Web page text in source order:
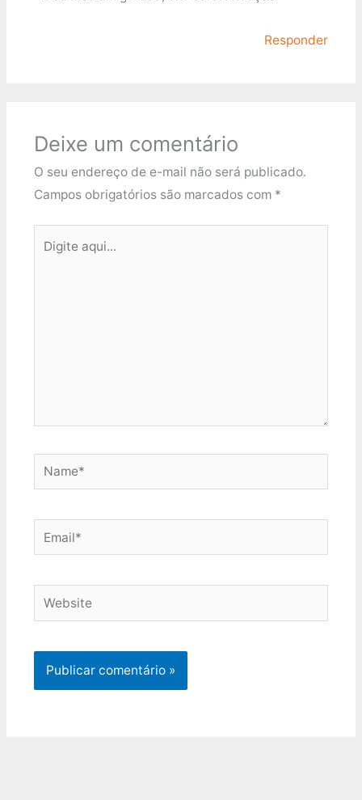
Responder
Deixe um comentário
O seu endereço de e-mail não será publicado.
Campos obrigatórios são marcados com *
aqui...
Name*
Email*
Website